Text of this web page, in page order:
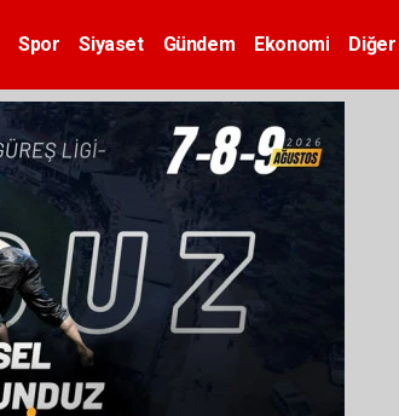
Spor Siyaset Gündem Ekonomi Diğer